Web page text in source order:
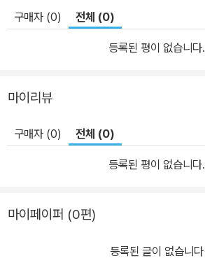
구매자 (0) 전체 (0)
등록된 평이 없습니다.
마이리뷰
구매자 (0) 전체 (0)
등록된 평이 없습니다.
마이페이퍼 (0편)
등록된 글이 없습니다